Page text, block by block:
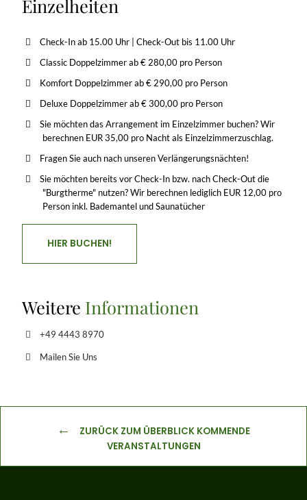
Einzelheiten
Check-In ab 15.00 Uhr | Check-Out bis 11.00 Uhr
Classic Doppelzimmer ab € 280,00 pro Person
Komfort Doppelzimmer ab € 290,00 pro Person
Deluxe Doppelzimmer ab € 300,00 pro Person
Sie möchten das Arrangement im Einzelzimmer buchen? Wir
berechnen EUR 35,00 pro Nacht als Einzelzimmerzuschlag.
Fragen Sie auch nach unseren Verlängerungsnächten!
Sie möchten bereits vor Check-In bzw. nach Check-Out die
"Burgtherme" nutzen? Wir berechnen lediglich EUR 12,00 pro
Person inkl. Bademantel und Saunatücher
HIER BUCHEN!
Weitere Informationen
+49 4443 8970
Mailen Sie Uns
VERANSTALTUNGEN